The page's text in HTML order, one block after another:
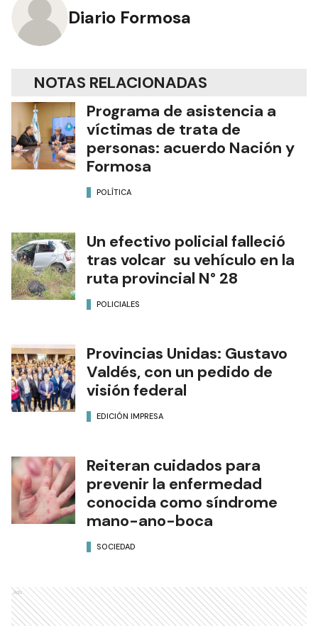
Diario Formosa
NOTAS RELACIONADAS
Programa de asistencia a
víctimas de trata de
personas: acuerdo Nación y
Formosa
POLÍTICA
Un efectivo policial falleció
tras volcar su vehículo en la
ruta provincial N° 28
POLICIALES
Provincias Unidas: Gustavo
Valdés, con un pedido de
visión federal
EDICIÓN IMPRESA
Reiteran cuidados para
prevenir la enfermedad
conocida como síndrome
mano-ano-boca
SOCIEDAD
Ads